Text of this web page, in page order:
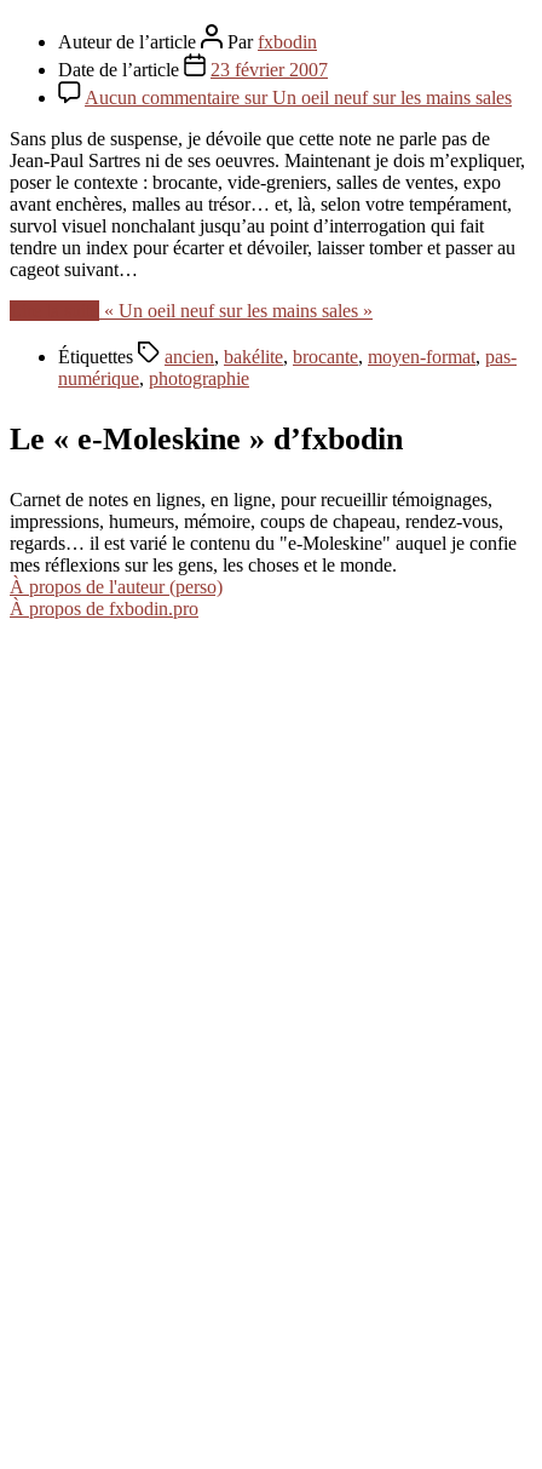
Auteur de l’article Parfxbodin
Date de l’article
23 février 2007
Aucun commentaire sur Un oeil neuf sur les mains sales
Sans plus de suspense, je dévoile que cette note ne parle pas de
Jean-Paul Sartres ni de ses oeuvres. Maintenant je dois m’expliquer,
poser le contexte : brocante, vide-greniers, salles de ventes, expo
avant enchères, malles au trésor… et, là, selon votre tempérament,
survol visuel nonchalant jusqu’au point d’interrogation qui fait
tendre un index pour écarter et dévoiler, laisser tomber et passer au
cageot suivant…
« Un oeil neuf sur les mains sales »
Étiquettes ancien, bakélite, brocante, moyen-format, pas-
numérique, photographie
Le « e-Moleskine » d’fxbodin
Carnet de notes en lignes, en ligne, pour recueillir témoignages,
impressions, humeurs, mémoire, coups de chapeau, rendez-vous,
regards… il est varié le contenu du "e-Moleskine" auquel je confie
mes réflexions sur les gens, les choses et le monde.
À propos de l'auteur (perso)
À propos de fxbodin.pro